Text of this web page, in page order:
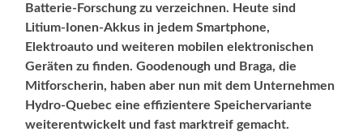
Batterie-Forschung zu verzeichnen. Heute sind
Litium-Ionen-Akkus in jedem Smartphone,
Elektroauto und weiteren mobilen elektronischen
Geräten zu finden. Goodenough und Braga, die
Mitforscherin, haben aber nun mit dem Unternehmen
Hydro-Quebec eine effizientere Speichervariante
weiterentwickelt und fast marktreif gemacht.